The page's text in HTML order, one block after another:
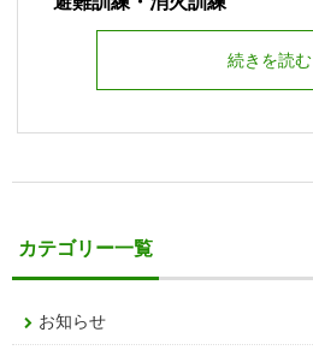
続きを読む
カテゴリー一覧
お知らせ